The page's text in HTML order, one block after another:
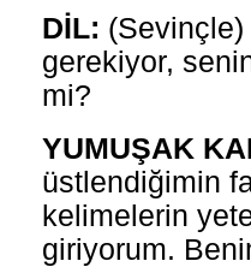
DİL:
gerekiyor,
mi?
YUMUŞAK
üstlendiğimin
kelimelerin
giriyorum.